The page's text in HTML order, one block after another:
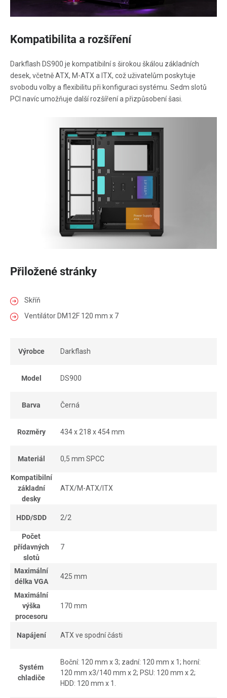
Kompatibilita a rozšíření
Darkflash DS900 je kompatibilní s širokou škálou základních
desek, včetně ATX, M-ATX a ITX, což uživatelům poskytuje
svobodu volby a flexibilitu při konfiguraci systému. Sedm slotů
PCI navíc umožňuje další rozšíření a přizpůsobení šasi.
Přiložené stránky
Skříň
Ventilátor DM12F 120 mm x 7
Výrobce Darkflash
Model DS900
Barva Černá
Rozměry 434 x 218 x 454 mm
Materiál 0,5 mm SPCC
Kompatibilní
základní
desky
ATX/M-ATX/ITX
HDD/SDD 2/2
Počet
přídavných
slotů
7
Maximální
délka VGA
425 mm
Maximální
výška
procesoru
170 mm
Napájení ATX ve spodní části
Systém
chladiče
Boční: 120 mm x 3; zadní: 120 mm x 1; horní:
120 mm x3/140 mm x 2; PSU: 120 mm x 2;
HDD: 120 mm x 1.